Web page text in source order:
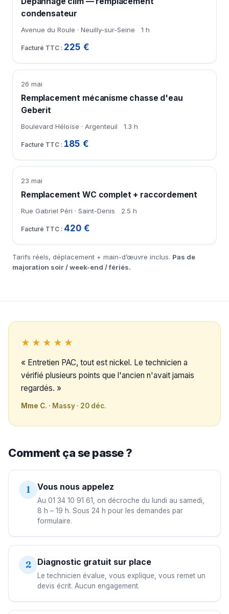
condensateur
Avenue du Roule · Neuilly-sur-Seine 1 h
225 €
26 mai
Remplacement mécanisme chasse d'eau
Geberit
Boulevard Héloïse · Argenteuil 1.3 h
185 €
23 mai
Remplacement WC complet + raccordement
Rue Gabriel Péri · Saint-Denis 2.5 h
420 €
Tarifs réels, déplacement + main-d’œuvre inclus. Pas de
majoration soir / week-end / fériés.
★★★★★
« Entretien PAC, tout est nickel. Le technicien a
vérifié plusieurs points que l'ancien n'avait jamais
regardés. »
Mme C. · Massy · 20 déc.
Comment ça se passe ?
1 Vous nous appelez
Au 01 34 10 91 61, on décroche du lundi au samedi,
8 h – 19 h. Sous 24 h pour les demandes par
formulaire.
2 Diagnostic gratuit sur place
Le technicien évalue, vous explique, vous remet un
devis écrit. Aucun engagement.